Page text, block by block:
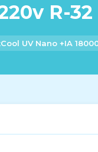
R-32
UV Nano +IA